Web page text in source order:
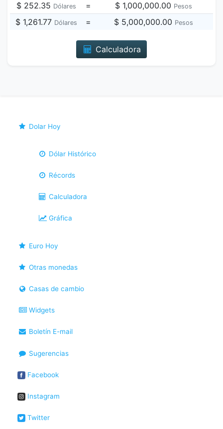
$ 252.35 Dólares = $ 1,000,000.00 Pesos
$ 1,261.77 Dólares = $ 5,000,000.00 Pesos
Calculadora
Dolar Hoy
Dólar Histórico
Récords
Calculadora
Gráfica
Euro Hoy
Otras monedas
Casas de cambio
Widgets
Boletín E-mail
Sugerencias
Facebook
Instagram
Twitter